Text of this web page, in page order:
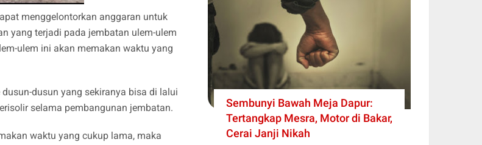
menggelontorkan anggaran untuk
yang terjadi pada jembatan ulem-ulem
ulem ini akan memakan waktu yang
dusun yang sekiranya bisa di lalui
selama pembangunan jembatan.
waktu yang cukup lama, maka
Sembunyi Bawah Meja Dapur:
Tertangkap Mesra, Motor di Bakar,
Cerai Janji Nikah